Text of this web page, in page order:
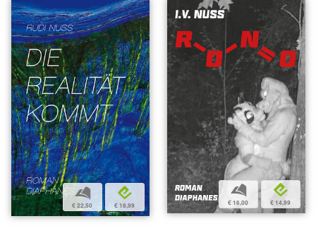
b
€ 22,50
e
€ 18,99
b
€ 16,00
e
€ 14,99